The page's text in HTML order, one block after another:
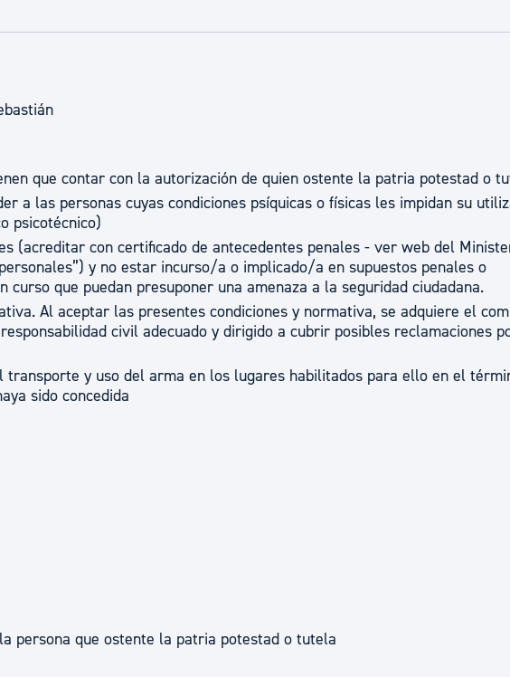
que contar con la autorización de quien ostente la patria potestad o
a las personas cuyas condiciones psíquicas o físicas les impidan su
psicotécnico)
(acreditar con certificado de antecedentes penales - ver web del
y no estar incurso/a o implicado/a en supuestos penales o
que puedan presuponer una amenaza a la seguridad ciudadana.
Al aceptar las presentes condiciones y normativa, se adquiere el
civil adecuado y dirigido a cubrir posibles reclamaciones
y uso del arma en los lugares habilitados para ello en el
sido concedida
persona que ostente la patria potestad o tutela